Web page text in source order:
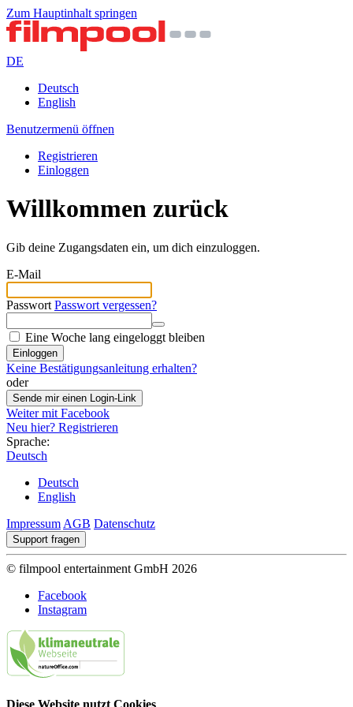
Zum Hauptinhalt springen
DE
Deutsch
English
Benutzermenü öffnen
Registrieren
Einloggen
Willkommen zurück
Gib deine Zugangsdaten ein, um dich einzuloggen.
E-Mail
Passwort Passwort vergessen?
Eine Woche lang eingeloggt bleiben
Einloggen
Keine Bestätigungsanleitung erhalten?
oder
Sende mir einen Login-Link
Weiter mit Facebook
Neu hier? Registrieren
Sprache:
Deutsch
Deutsch
English
Impressum AGB Datenschutz
Support fragen
© filmpool entertainment GmbH 2026
Facebook
Instagram
Diese Website nutzt Cookies